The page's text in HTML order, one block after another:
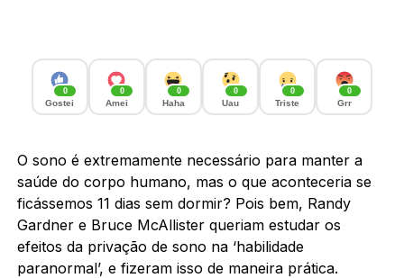
0
Gostei
0
Amei
0
Haha
0
Uau
0
Triste
0
Grr
O sono é extremamente necessário para manter a
saúde do corpo humano, mas o que aconteceria se
ficássemos 11 dias sem dormir? Pois bem, Randy
Gardner e Bruce McAllister queriam estudar os
efeitos da privação de sono na ‘habilidade
paranormal’, e fizeram isso de maneira prática.